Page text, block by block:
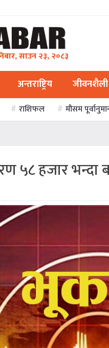
साउन २३, २०८३
अन्तराष्ट्रिय जीवनशैली
राशिफल मौसम
हजार भन्दा